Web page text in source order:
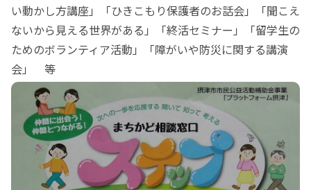
い動かし方講座」「ひきこもり保護者のお話会」「聞こえ
ないから見える世界がある」「終活セミナー」「留学生の
ためのボランティア活動」「障がいや防災に関する講演
会」 等